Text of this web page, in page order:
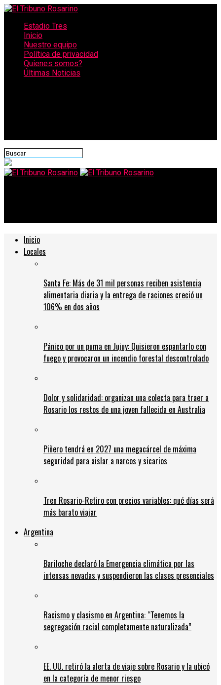
Estadio Tres
Inicio
Nuestro equipo
Política de privacidad
Quienes somos?
Últimas Noticias
Inicio
Locales
Santa Fe: Más de 31 mil personas reciben asistencia
alimentaria diaria y la entrega de raciones creció un
106% en dos años
Pánico por un puma en Jujuy: Quisieron espantarlo con
fuego y provocaron un incendio forestal descontrolado
Dolor y solidaridad: organizan una colecta para traer a
Rosario los restos de una joven fallecida en Australia
Piñero tendrá en 2027 una megacárcel de máxima
seguridad para aislar a narcos y sicarios
Tren Rosario-Retiro con precios variables: qué días será
más barato viajar
Argentina
Bariloche declaró la Emergencia climática por las
intensas nevadas y suspendieron las clases presenciales
Racismo y clasismo en Argentina: “Tenemos la
segregación racial completamente naturalizada”
EE. UU. retiró la alerta de viaje sobre Rosario y la ubicó
en la categoría de menor riesgo